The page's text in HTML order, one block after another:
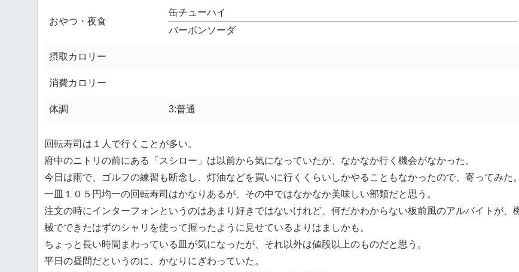
おやつ・夜食
缶チューハイ
バーボンソーダ
摂取カロリー
消費カロリー
体調 3:普通
回転寿司は１人で行くことが多い。
府中のニトリの前にある「スシロー」は以前から気になっていたが、なかなか行く機会がなかった。
今日は雨で、ゴルフの練習も断念し、灯油などを買いに行くくらいしかやることもなかったので、寄ってみた。
一皿１０５円均一の回転寿司はかなりあるが、その中ではなかなか美味しい部類だと思う。
注文の時にインターフォンというのはあまり好きではないけれど、何だかわからない板前風のアルバイトが、
械でできたはずのシャリを使って握ったように見せているよりはましかも。
ちょっと長い時間まわっている皿が気になったが、それ以外は値段以上のものだと思う。
平日の昼間だというのに、かなりにぎわっていた。